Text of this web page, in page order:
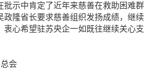
示中肯定了近年来慈善在救助困难
隆省长要求慈善组织发扬成绩，继
心希望驻苏央企一如既往继续关
会